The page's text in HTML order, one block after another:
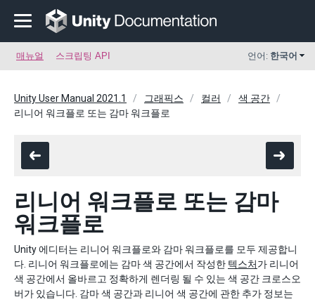
매뉴얼 스크립팅 API 언어: 한국어
Unity User Manual 2021.1 그래픽스 컬러
색 공간
리니어 워크플로 또는 감마 워크플로
리니어 워크플로 또는 감마
워크플로
Unity 에디터는 리니어 워크플로와 감마 워크플로를 모두 제공합니
다. 리니어 워크플로에는 감마 색 공간에서 작성한 텍스처가 리니어
색 공간에서 올바르고 정확하게 렌더링 될 수 있는 색 공간 크로스오
버가 있습니다. 감마 색 공간과 리니어 색 공간에 관한 추가 정보는